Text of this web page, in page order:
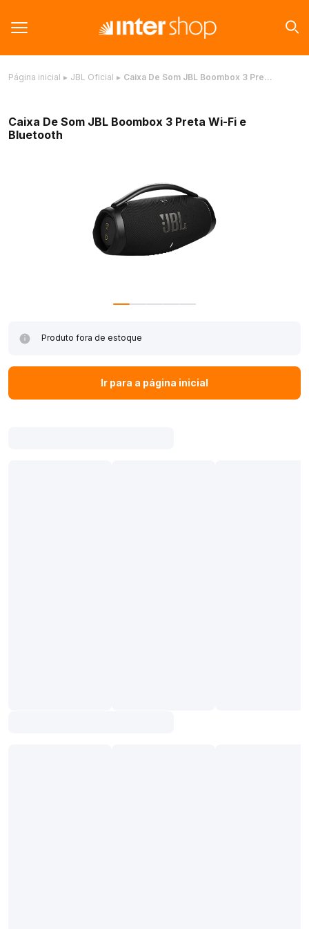
Página inicial ▸ JBL Oficial ▸ Caixa De Som JBL Boombox 3 Pre…
Caixa De Som JBL Boombox 3 Preta Wi-Fi e
Bluetooth
Produto fora de estoque
Ir para a página inicial